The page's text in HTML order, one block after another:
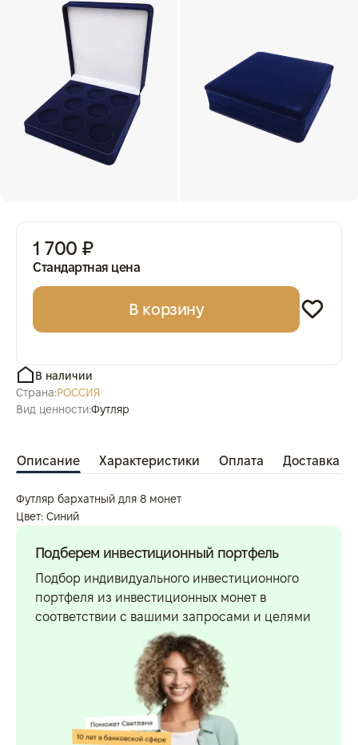
1 700 ₽
Стандартная цена
В корзину
В наличии
Страна:РОССИЯ
Вид ценности:Футляр
Описание Характеристики Оплата Доставка
Футляр бархатный для 8 монет
Цвет: Синий
Подберем инвестиционный портфель
Подбор индивидуального инвестиционного
портфеля из инвестиционных монет в
соответствии с вашими запросами и целями